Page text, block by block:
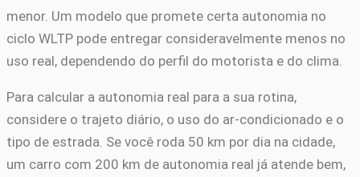
menor. Um modelo que promete certa autonomia no
ciclo WLTP pode entregar consideravelmente menos no
uso real, dependendo do perfil do motorista e do clima.
Para calcular a autonomia real para a sua rotina,
considere o trajeto diário, o uso do ar-condicionado e o
tipo de estrada. Se você roda 50 km por dia na cidade,
um carro com 200 km de autonomia real já atende bem,